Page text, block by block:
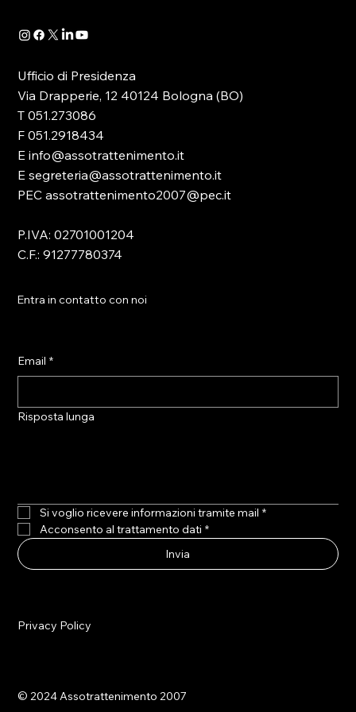
Ufficio di Presidenza
Via Drapperie, 12 40124 Bologna (BO)
T 051.273086
F 051.2918434
E info@assotrattenimento.it
E segreteria@assotrattenimento.it
PEC assotrattenimento2007@pec.it
P.IVA: 02701001204
C.F.: 91277780374
Entra in contatto con noi
Email *
Risposta lunga
Si voglio ricevere informazioni tramite mail *
Acconsento al trattamento dati *
Invia
Privacy Policy
© 2024 Assotrattenimento 2007